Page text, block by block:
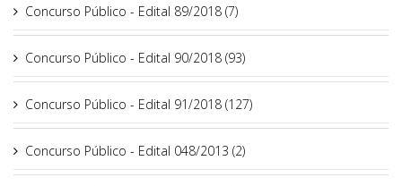
Concurso Público - Edital 89/2018 (7)
Concurso Público - Edital 90/2018 (93)
Concurso Público - Edital 91/2018 (127)
Concurso Público - Edital 048/2013 (2)